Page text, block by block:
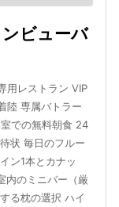
ビューバ
用レストラン VIP
陸 専属バトラー
での無料朝食 24
状 毎日のフルー
ン1本とカナッ
内のミニバー（厳
る枕の選択 ハイ